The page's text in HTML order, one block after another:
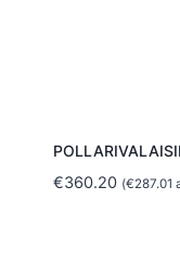
€360.20 (€287.01